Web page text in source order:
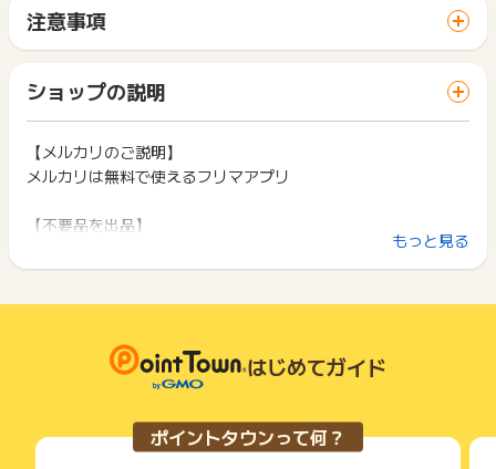
・クーポンやポイント使用の場合は使用後の金額での算出とな
ります。
・広告クリック後、他サイトへ遷移せずそのまま購入までお進
みください。
※もしメルカリアプリ以外に遷移した場合は、再度広告をクリ
ックしたのちに購入を行ってください。
・広告クリック後、1時間以上経過した場合は、再度広告をク
リックした後購入までお進みください。
・バッチ処理により、管理画面の成果反映がリアルタイムで表
れます。予めご了承下さい。
▼メルカリShopsの商品の見分け方
リShopsの商品（成果対象）です。
・「ショップ情報」欄に「メルカリShops」と記載がある
※「出品者」と記載があるものは成果対象外となりますので、ご
※商品詳細ページ内にメルカリShopsという表記があった場合
でも、上記を満たしていないものは成果対象外となりますの
サイトに移動してからお申し込みやお買い物が完了するまでの
間に、同じブラウザ（※）で他のサイトに移動した場合はポイン
ト獲得ができません。
「 ショッピングでポイントGET 」ボタンを押した時とサービ
ス・お買い物利用時で、デバイス・ブラウザが異なる場合はポ
イント獲得ができません。
2回以上同じお買い物・サービスをご利用される場合は、毎回
ポイントタウンに戻り、「 ショッピングでポイントGET 」ボ
下記の事項に該当する場合、広告主側で対象外とみなし、「獲
い物を複数回ご利用された場合
て一度でも同サービス・お買い物を利用されたことがある場合
ご利用前には、Cookieの削除をおこなっていただくことを推奨
サービス・お買い物利用時にお電話など2つ以上の申し込み方
法がある場合、必ずサイト上のWEBフォームからお申し込みく
注意事項
一部のサービスにつきましては、1商品につき10円単位の金額
は切り捨てとなります。
ポイント獲得が1ポイント未満のものは切り捨てとなり、ポイ
ント履歴には記載されません。
原則として広告主側のポイント等を利用して支払われた金額分
につきましては、ポイントタウンのポイント獲得の対象には含
広告主が運営しているサービスの都合もしくは会員様の都合で
商品の交換や一部でもキャンセルされた場合、ポイントが無効
になる可能性もございます。
条件を達成しているかどうかは各広告主ではなく、代理店が行
っているため、広告主はポイントに関する詳細を把握しており
そのため、ポイントタウンのポイントに関するお問い合わせを
広告主様に直接行わないようお願いいたします。
ショップの説明
【メルカリのご説明】
メルカリは無料で使えるフリマアプリ
【不要品を出品】
「まだ使えるけどもう必要ないモノ」をメルカリへ。出品時の
登録は３ステップでOK
【欲しい物を買う】
欲しいものが見つかったら購入ボタンを押し、支払い方法を選
択。あとは商品到着を待つだけ。
いま出品されている1億品のなかから欲しい物を、探してみま
もっと見る
はじめてガイド
ポイントタウンって何？